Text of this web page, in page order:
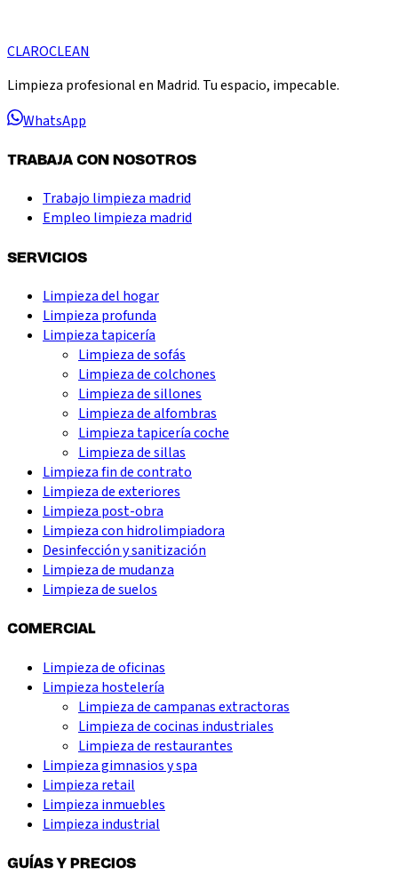
CLAROCLEAN
Limpieza profesional en Madrid. Tu espacio, impecable.
WhatsApp
TRABAJA CON NOSOTROS
Trabajo limpieza madrid
Empleo limpieza madrid
SERVICIOS
Limpieza del hogar
Limpieza profunda
Limpieza tapicería
Limpieza de sofás
Limpieza de colchones
Limpieza de sillones
Limpieza de alfombras
Limpieza tapicería coche
Limpieza de sillas
Limpieza fin de contrato
Limpieza de exteriores
Limpieza post-obra
Limpieza con hidrolimpiadora
Desinfección y sanitización
Limpieza de mudanza
Limpieza de suelos
COMERCIAL
Limpieza de oficinas
Limpieza hostelería
Limpieza de campanas extractoras
Limpieza de cocinas industriales
Limpieza de restaurantes
Limpieza gimnasios y spa
Limpieza retail
Limpieza inmuebles
Limpieza industrial
GUÍAS Y PRECIOS